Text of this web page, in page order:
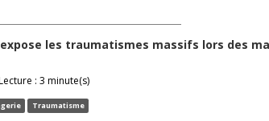
les traumatismes massifs lors des
: 3 minute(s)
Traumatisme